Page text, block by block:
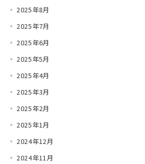
2025年8月
2025年7月
2025年6月
2025年5月
2025年4月
2025年3月
2025年2月
2025年1月
2024年12月
2024年11月